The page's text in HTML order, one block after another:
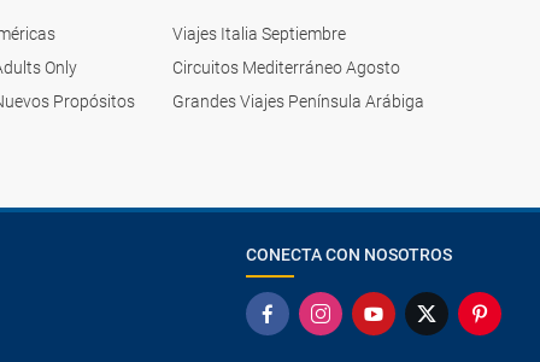
Viajes Italia Septiembre
Only
Circuitos Mediterráneo Agosto
Propósitos
Grandes Viajes Península Arábiga
CONECTA CON NOSOTROS